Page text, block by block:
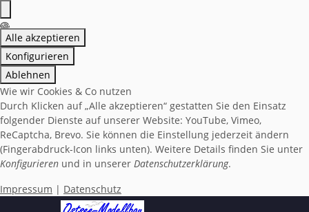
Alle akzeptieren
Konfigurieren
Ablehnen
Wie wir Cookies & Co nutzen
Durch Klicken auf „Alle akzeptieren“ gestatten Sie den Einsatz
folgender Dienste auf unserer Website: YouTube, Vimeo,
ReCaptcha, Brevo. Sie können die Einstellung jederzeit ändern
(Fingerabdruck-Icon links unten). Weitere Details finden Sie unter
Konfigurieren und in unserer Datenschutzerklärung.
Impressum | Datenschutz